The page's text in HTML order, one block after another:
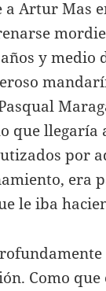
Artur Mas
y medio
que llegaría
por
era
le iba
Como